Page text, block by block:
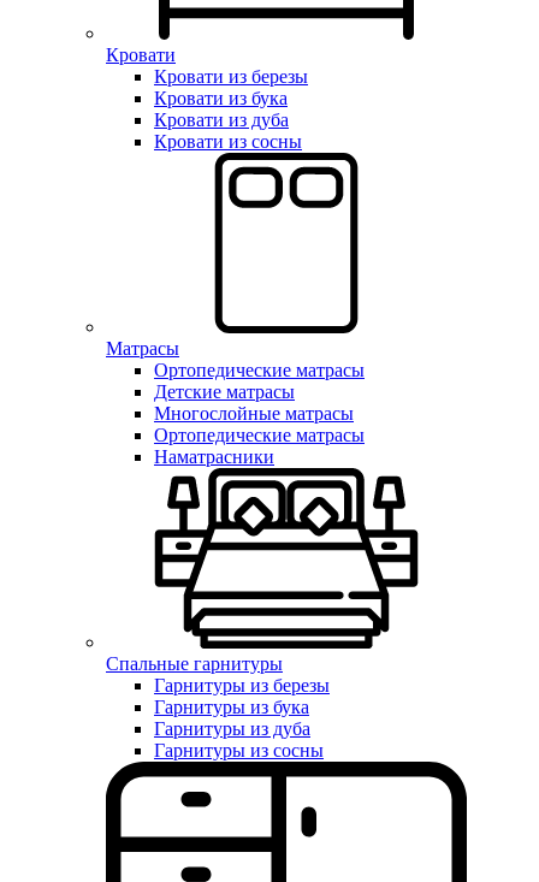
Кровати
Кровати из березы
Кровати из бука
Кровати из дуба
Кровати из сосны
Матрасы
Ортопедические матрасы
Детские матрасы
Многослойные матрасы
Ортопедические матрасы
Наматрасники
Спальные гарнитуры
Гарнитуры из березы
Гарнитуры из бука
Гарнитуры из дуба
Гарнитуры из сосны